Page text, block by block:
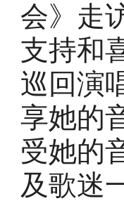
会》走
支持和
巡回演
享她的
受她的
及歌迷